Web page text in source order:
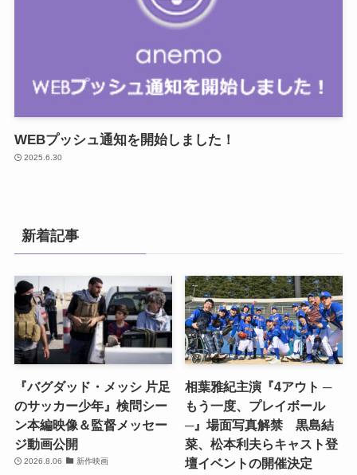
WEBプッシュ通知を開始しました！
2025.6.30
新着記事
『バグダッド・メッシ 片足
のサッカー少年』検問シー
ン本編映像＆監督メッセー
ジ動画公開
2026.8.06 新作映画
相葉雅紀主演『4アウト ─
もう一度、プレイボール
─』場面写真解禁 黒島結
菜、松本利夫らキャスト登
壇イベントの開催決定